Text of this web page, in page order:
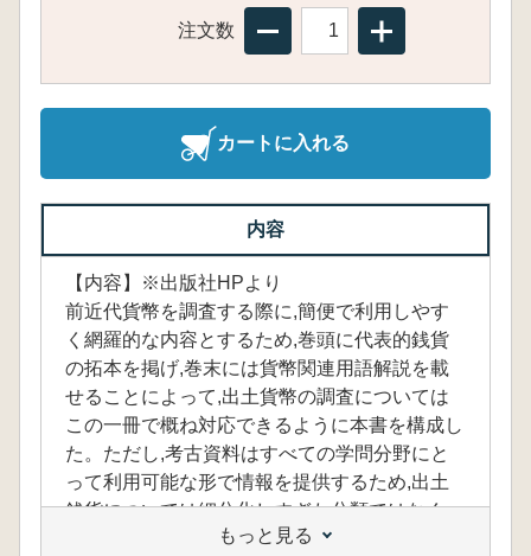
注文数
カートに入れる
内容
【内容】※出版社HPより
前近代貨幣を調査する際に,簡便で利用しやす
く網羅的な内容とするため,巻頭に代表的銭貨
の拓本を掲げ,巻末には貨幣関連用語解説を載
せることによって,出土貨幣の調査については
この一冊で概ね対応できるように本書を構成し
た。ただし,考古資料はすべての学問分野にと
って利用可能な形で情報を提供するため,出土
銭貨については細分化しすぎた分類ではなく,
資料化が容易なレベルでの調査・研究を心がけ
もっと見る